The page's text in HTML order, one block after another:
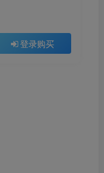
登录购买